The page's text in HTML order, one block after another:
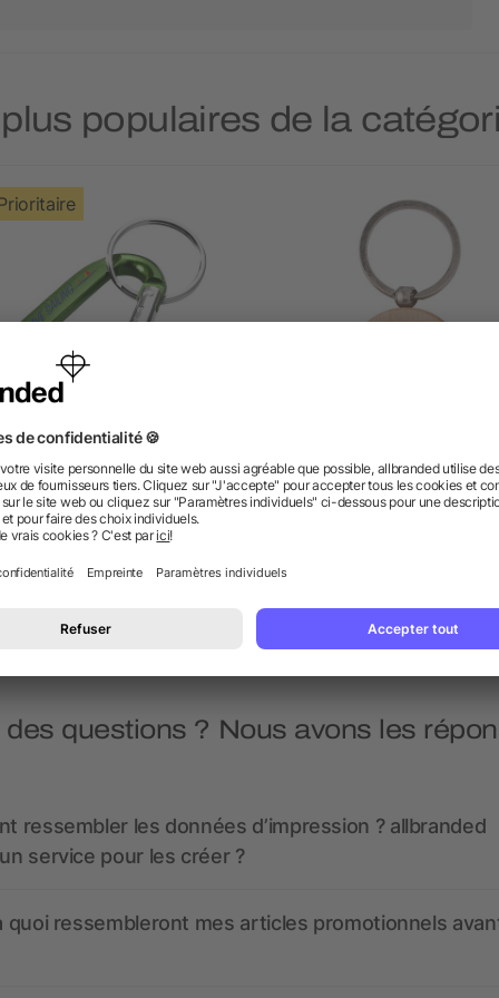
populaires de la
clés mousqueton Timor
dès 0,18 €
Porte-clé
bois
des questions ? Nous avons les
ressembler les données d’impression ? allbranded
service pour les créer ?
quoi ressembleront mes articles promotionnels